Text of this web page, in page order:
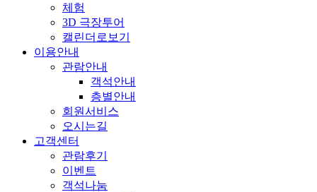
체험
3D 극장투어
캘린더로보기
이용안내
관람안내
객석안내
층별안내
회원서비스
오시는길
고객센터
관람후기
이벤트
객석나눔